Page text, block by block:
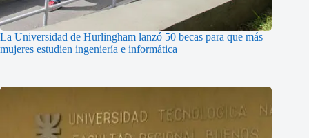
La Universidad de Hurlingham lanzó 50 becas para que más
mujeres estudien ingeniería e informática